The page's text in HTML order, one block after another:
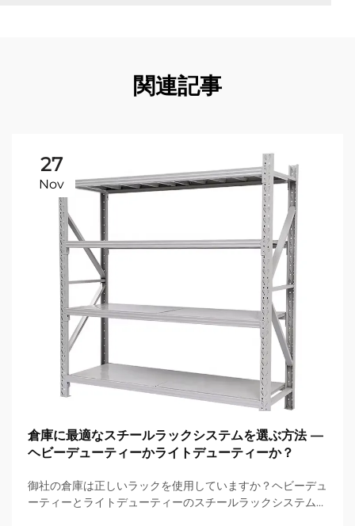
関連記事
27
Nov
倉庫に最適なスチールラックシステムを選ぶ方法 —
ヘビーデューティーかライトデューティーか？
御社の倉庫は正しいラックを使用していますか？ヘビーデュ
ーティーとライトデューティーのスチールラックシステムに